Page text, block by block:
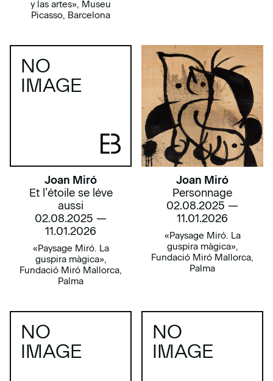
y las artes», Museu
Picasso, Barcelona
NO
IMAGE
Joan Miró
Et l’étoile se léve
aussi
02.08.2025 —
11.01.2026
«Paysage Miró. La
guspira màgica»,
Fundació Miró Mallorca,
Palma
Joan Miró
Personnage
02.08.2025 —
11.01.2026
«Paysage Miró. La
guspira màgica»,
Fundació Miró Mallorca,
Palma
NO
IMAGE
NO
IMAGE